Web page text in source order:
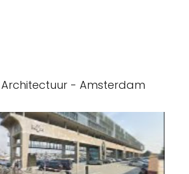
- Amsterdam